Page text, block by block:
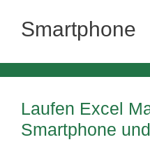
Smartphone
Laufen Excel
Smartphone